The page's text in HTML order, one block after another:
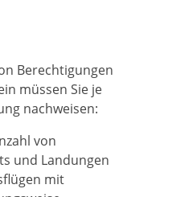
Berechtigungen
müssen Sie je
nachweisen:
von
und Landungen
mit